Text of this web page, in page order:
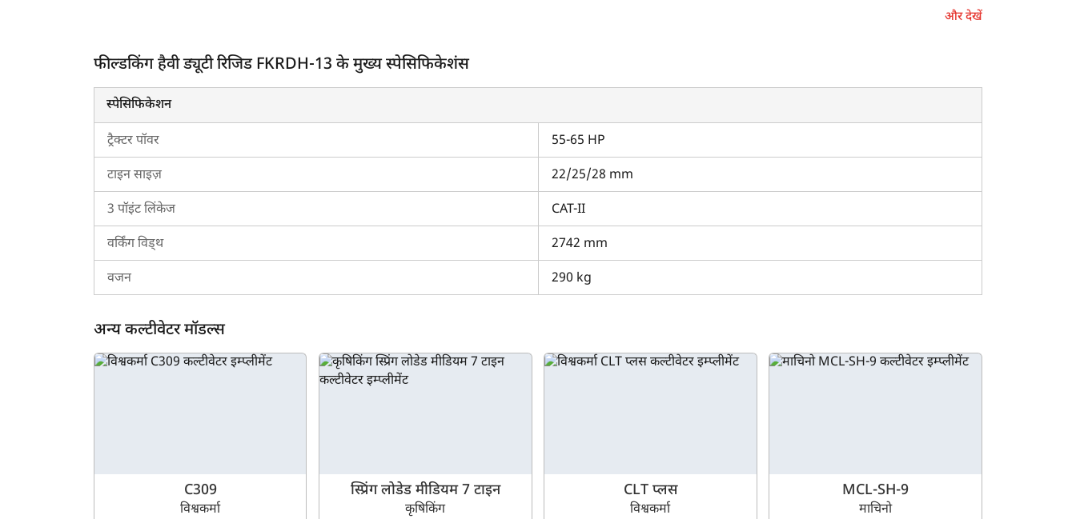
जुताई उपकरण के रूप में, कल्टीवेटर खेत की जुताई के बाद मिट्टी को सपाट करने में मदद करता है। कल्टीवेटर एडजस्टेबल टाइन से लैस होता हैं, जिनका उपयोग अंतर खेती एवं सीड बेड तैयार के लिए
फील्डकिंग हैवी ड्यूटी रिजिड FKRDH-13 की मुख्य स्पेसिफिकेशंस एवं फीचर्स क्या हैं?
फील्डकिंग हैवी ड्यूटी रिजिड FKRDH-13 में की जानकारी उपलब्ध नहीं टाइन की मोटाई 22/25/28 मिमी है।
फील्डकिंग हैवी ड्यूटी रिजिड FKRDH-13 का कुल वजन 290 किलोग्राम है।
यहसोनालिका सिकंदर DI 60 DLX जैसे 55-65 एचपी रेंज के ट्रैक्टरों के साथ कम्पैटिबल है।
भारत में फील्डकिंग हैवी ड्यूटी रिजिड FKRDH-13 की कीमत कितनी है?
भारत में फील्डकिंग हैवी ड्यूटी रिजिड FKRDH-13 की कीमत रूपये किसानों के बजट के अनुकूल है।
फील्डकिंग हैवी ड्यूटी रिजिड FKRDH-13 के लिए ट्रैक्टरकारवां को क्यों चुनें?
ट्रैक्टरकारवां फील्डकिंग हैवी ड्यूटी रिजिड FKRDH-13 के बारे में सभी महत्वपूर्ण विवरणों तक आपकी आसान पहुँच सुनिश्चित करता है। यह कल्टीवेटर आपकी खेती की आवश्यकताओं को पूरा करता है
या नहीं, यह निर्धारित करने के लिए आप हमारे प्लेटफ़ॉर्म पर इसकी मुख्य विशिष्टताओं की जाँच कर सकते हैं। आप फील्डकिंग हैवी ड्यूटी रिजिड FKRDH-13 की तुलना अन्य कल्टीवेटर मॉडल से करने
वीडियो भी देख सकते हैं। यदि आपको फील्डकिंग हैवी ड्यूटी रिजिड FKRDH-13 के बारे में अधिक जानकारी चाहिए, तो हमसे संपर्क करें।
और देखें
फील्डकिंग हैवी ड्यूटी रिजिड FKRDH-13 के मुख्य स्पेसिफिकेशंस
स्पेसिफिकेशन
ट्रैक्टर पॉवर 55-65 HP
टाइन साइज़ 22/25/28 mm
3 पॉइंट लिंकेज CAT-II
वर्किंग विड्थ 2742 mm
वजन 290 kg
अन्य कल्टीवेटर मॉडल्स
C309
विश्वकर्मा
स्प्रिंग लोडेड मीडियम 7 टाइन
कृषिकिंग
CLT प्लस
विश्वकर्मा
MCL-SH-9
माचिनो